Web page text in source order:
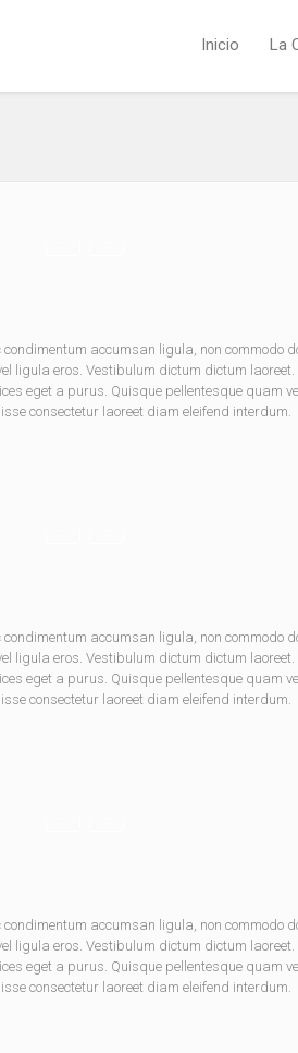
Inicio La
accumsan ligula, non commodo
ligula eros. Vestibulum dictum dictum
eget a purus. Quisque pellentesque quam
consectetur laoreet diam eleifend interdum.
accumsan ligula, non commodo
ligula eros. Vestibulum dictum dictum
eget a purus. Quisque pellentesque quam
consectetur laoreet diam eleifend interdum.
accumsan ligula, non commodo
ligula eros. Vestibulum dictum dictum
eget a purus. Quisque pellentesque quam
consectetur laoreet diam eleifend interdum.